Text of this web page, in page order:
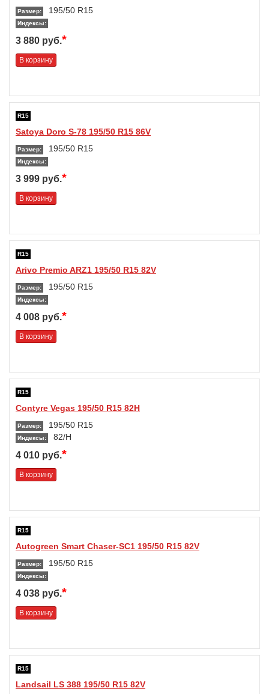
Размер: 195/50 R15
Индексы:
3 880 руб.*
В корзину
R15
Satoya Doro S-78 195/50 R15 86V
Размер: 195/50 R15
Индексы:
3 999 руб.*
В корзину
R15
Arivo Premio ARZ1 195/50 R15 82V
Размер: 195/50 R15
Индексы:
4 008 руб.*
В корзину
R15
Contyre Vegas 195/50 R15 82H
Размер: 195/50 R15
Индексы: 82/H
4 010 руб.*
В корзину
R15
Autogreen Smart Chaser-SC1 195/50 R15 82V
Размер: 195/50 R15
Индексы:
4 038 руб.*
В корзину
R15
Landsail LS 388 195/50 R15 82V